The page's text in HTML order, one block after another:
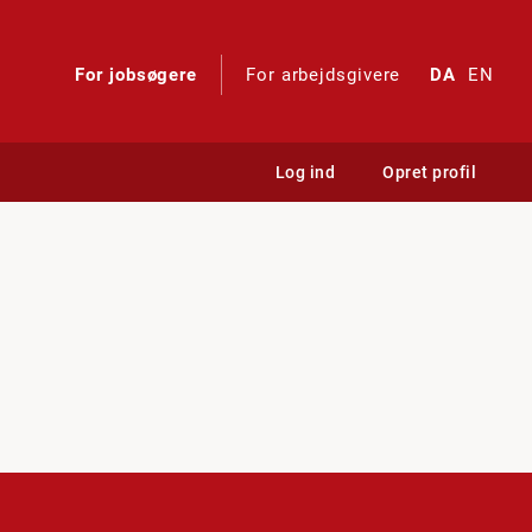
For jobsøgere For arbejdsgivere DA EN
Log ind Opret profil